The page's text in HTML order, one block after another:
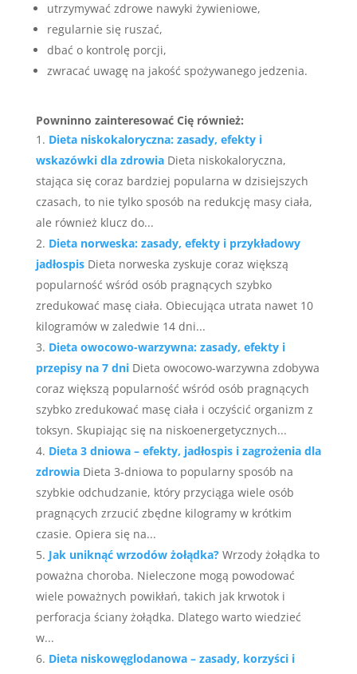
utrzymywać zdrowe nawyki żywieniowe,
regularnie się ruszać,
dbać o kontrolę porcji,
zwracać uwagę na jakość spożywanego jedzenia.
Powninno zainteresować Cię również:
Dieta niskokaloryczna: zasady, efekty i
wskazówki dla zdrowia Dieta niskokaloryczna,
stająca się coraz bardziej popularna w dzisiejszych
czasach, to nie tylko sposób na redukcję masy ciała,
ale również klucz do...
Dieta norweska: zasady, efekty i przykładowy
jadłospis Dieta norweska zyskuje coraz większą
popularność wśród osób pragnących szybko
zredukować masę ciała. Obiecująca utrata nawet 10
kilogramów w zaledwie 14 dni...
Dieta owocowo-warzywna: zasady, efekty i
przepisy na 7 dni Dieta owocowo-warzywna zdobywa
coraz większą popularność wśród osób pragnących
szybko zredukować masę ciała i oczyścić organizm z
toksyn. Skupiając się na niskoenergetycznych...
Dieta 3 dniowa – efekty, jadłospis i zagrożenia dla
zdrowia Dieta 3-dniowa to popularny sposób na
szybkie odchudzanie, który przyciąga wiele osób
pragnących zrzucić zbędne kilogramy w krótkim
czasie. Opiera się na...
Jak uniknąć wrzodów żołądka? Wrzody żołądka to
poważna choroba. Nieleczone mogą powodować
wiele poważnych powikłań, takich jak krwotok i
perforacja ściany żołądka. Dlatego warto wiedzieć
w...
Dieta niskowęglodanowa – zasady, korzyści i